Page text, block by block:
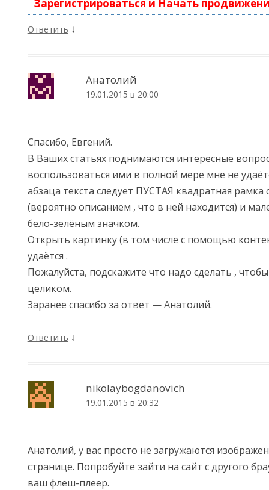
Зарегистрироваться и Начать
Ответить ↓
Анатолий
19.01.2015 в 20:00
Спасибо, Евгений.
В Ваших статьях поднимаются интересные
воспользоваться ими в полной мере мне не
абзаца текста следует ПУСТАЯ квадратная рамка
(вероятно описанием , что в ней находится) и
бело-зелёным значком.
Открыть картинку (в том числе с помощью
удаётся .
Пожалуйста, подскажите что надо сделать ,
целиком.
Заранее спасибо за ответ — Анатолий.
Ответить ↓
nikolaybogdanovich
19.01.2015 в 20:32
Анатолий, у вас просто не загружаются
странице. Попробуйте зайти на сайт с другого
ваш флеш-плеер.